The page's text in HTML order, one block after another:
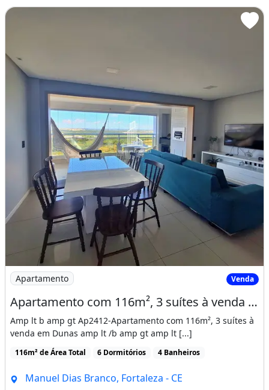
Imagem: Apartamento com 116m², 3 suítes à venda
Apartamento Venda
Apartamento com 116m², 3 suítes à venda em Dunas
Amp lt b amp gt Ap2412-Apartamento com 116m², 3 suítes à
venda em Dunas amp lt /b amp gt amp lt [...]
116m² de Área Total 6 Dormitórios 4 Banheiros
Manuel Dias Branco, Fortaleza - CE